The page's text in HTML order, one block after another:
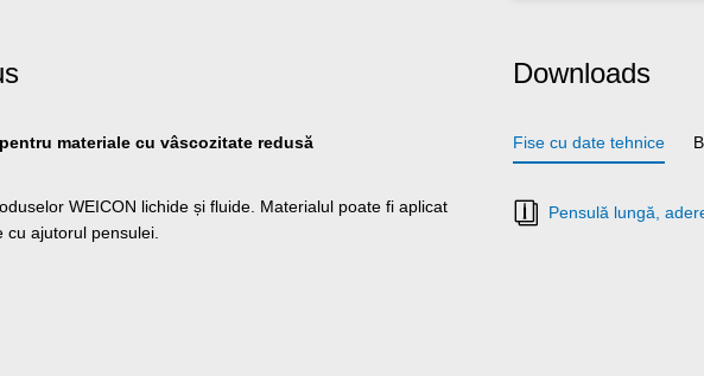
materiale cu vâscozitate redusă
WEICON lichide și fluide. Materialul poate fi aplicat
ajutorul pensulei.
Downloads
Fise cu date tehnice
Pensulă lungă,